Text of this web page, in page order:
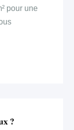
pour une
?